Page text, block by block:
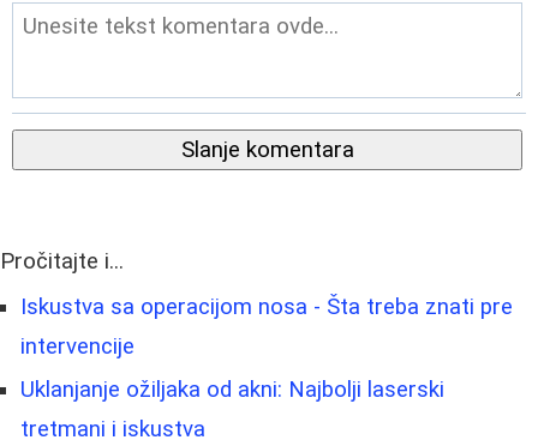
Slanje komentara
Pročitajte i...
Iskustva sa operacijom nosa - Šta treba znati pre
intervencije
Uklanjanje ožiljaka od akni: Najbolji laserski
tretmani i iskustva